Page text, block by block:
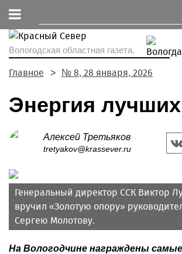
Вологодская областная газета.
Главное № 8, 28 января, 2026
Энергия лучших
Алексей Третьяков
tretyakov@krassever.ru
Генеральный директор ССК Виктор
вручил «Золотую опору»
Сергею Молотову.
На Вологодчине награждены самые